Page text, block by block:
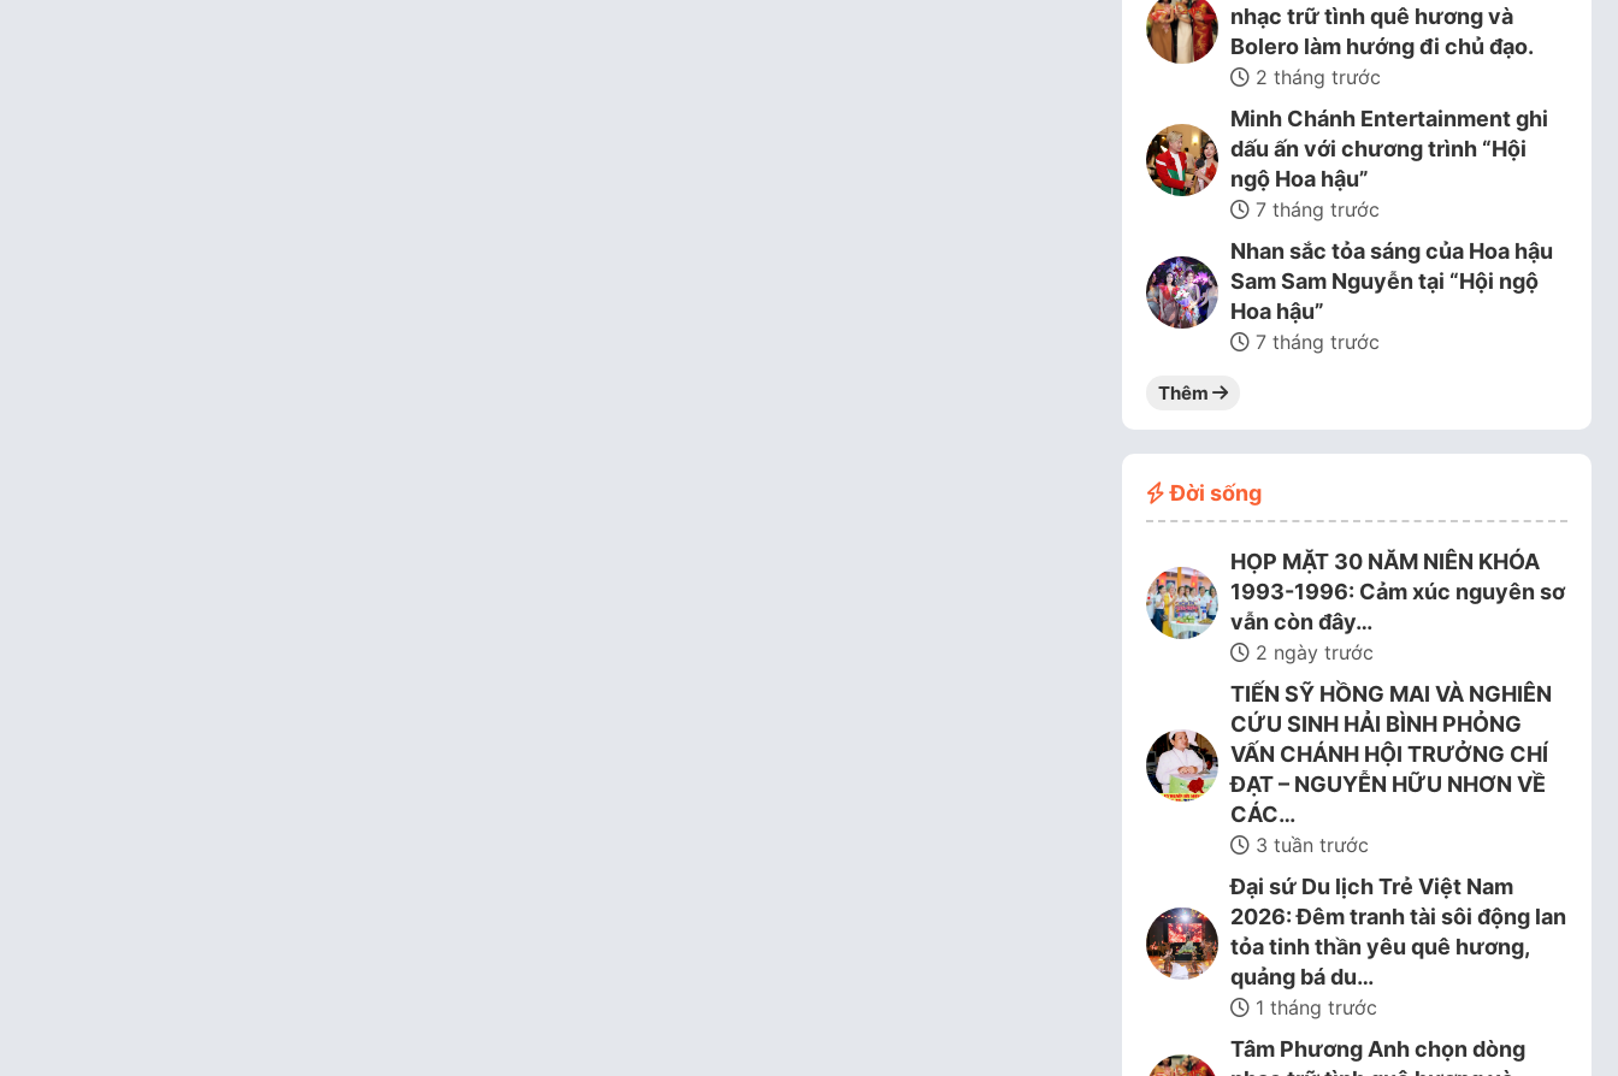
nhạc trữ tình quê hương và
Bolero làm hướng đi chủ đạo.
2 tháng trước
Minh Chánh Entertainment ghi
dấu ấn với chương trình “Hội
ngộ Hoa hậu”
7 tháng trước
Nhan sắc tỏa sáng của Hoa hậu
Sam Sam Nguyễn tại “Hội ngộ
Hoa hậu”
7 tháng trước
Thêm
Đời sống
HỌP MẶT 30 NĂM NIÊN KHÓA
1993-1996: Cảm xúc nguyên sơ
vẫn còn đây…
2 ngày trước
TIẾN SỸ HỒNG MAI VÀ NGHIÊN
CỨU SINH HẢI BÌNH PHỎNG
VẤN CHÁNH HỘI TRƯỞNG CHÍ
ĐẠT – NGUYỄN HỮU NHƠN VỀ
CÁC…
3 tuần trước
Đại sứ Du lịch Trẻ Việt Nam
2026: Đêm tranh tài sôi động lan
tỏa tinh thần yêu quê hương,
quảng bá du…
1 tháng trước
Tâm Phương Anh chọn dòng